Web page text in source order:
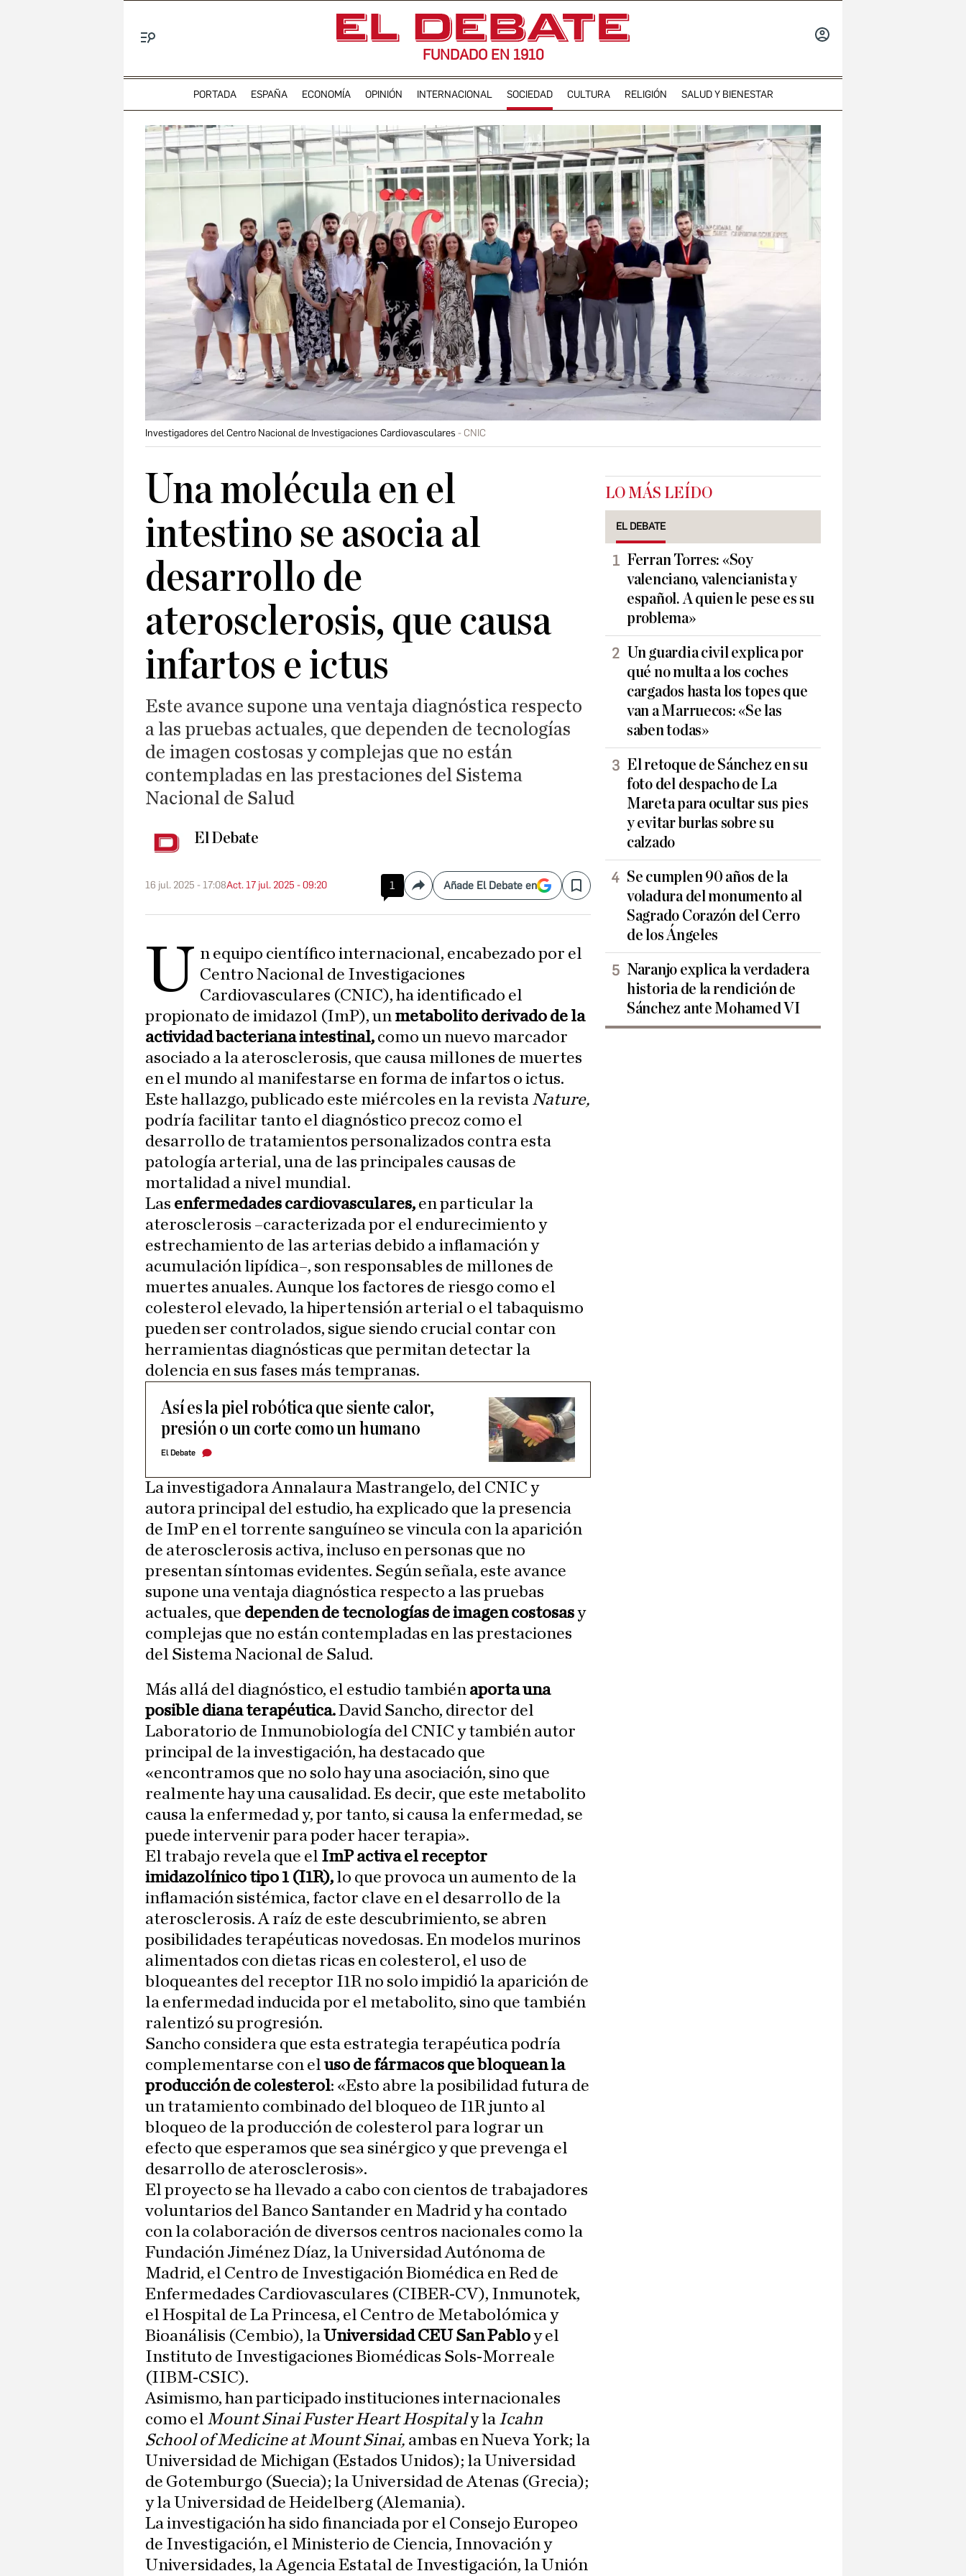
FUNDADO EN 1910
PORTADA ESPAÑA ECONOMÍA OPINIÓN INTERNACIONAL SOCIEDAD CULTURA RELIGIÓN SALUD Y BIENESTAR
Investigadores del Centro Nacional de Investigaciones Cardiovasculares CNIC
Una molécula en el
intestino se asocia al
desarrollo de
aterosclerosis, que causa
infartos e ictus
Este avance supone una ventaja diagnóstica respecto
a las pruebas actuales, que dependen de tecnologías
de imagen costosas y complejas que no están
contempladas en las prestaciones del Sistema
Nacional de Salud
El Debate
16 jul. 2025 - 17:08Act. 17 jul. 2025 - 09:20 1 CompartirAñade El Debate en Save
U n equipo científico internacional, encabezado por el
Centro Nacional de Investigaciones
Cardiovasculares (CNIC), ha identificado el
propionato de imidazol (ImP), un metabolito derivado de la
actividad bacteriana intestinal, como un nuevo marcador
asociado a la aterosclerosis, que causa millones de muertes
en el mundo al manifestarse en forma de infartos o ictus.
Este hallazgo, publicado este miércoles en la revista Nature,
podría facilitar tanto el diagnóstico precoz como el
desarrollo de tratamientos personalizados contra esta
patología arterial, una de las principales causas de
mortalidad a nivel mundial.
Las enfermedades cardiovasculares, en particular la
aterosclerosis –caracterizada por el endurecimiento y
estrechamiento de las arterias debido a inflamación y
acumulación lipídica–, son responsables de millones de
muertes anuales. Aunque los factores de riesgo como el
colesterol elevado, la hipertensión arterial o el tabaquismo
pueden ser controlados, sigue siendo crucial contar con
herramientas diagnósticas que permitan detectar la
dolencia en sus fases más tempranas.
Así es la piel robótica que siente calor,
presión o un corte como un humano
El Debate
La investigadora Annalaura Mastrangelo, del CNIC y
autora principal del estudio, ha explicado que la presencia
de ImP en el torrente sanguíneo se vincula con la aparición
de aterosclerosis activa, incluso en personas que no
presentan síntomas evidentes. Según señala, este avance
supone una ventaja diagnóstica respecto a las pruebas
actuales, que dependen de tecnologías de imagen costosasy
complejas que no están contempladas en las prestaciones
del Sistema Nacional de Salud.
Más allá del diagnóstico, el estudio también aporta una
posible diana terapéutica.David Sancho, director del
Laboratorio de Inmunobiología del CNIC y también autor
principal de la investigación, ha destacado que
«encontramos que no solo hay una asociación, sino que
realmente hay una causalidad. Es decir, que este metabolito
causa la enfermedad y, por tanto, si causa la enfermedad, se
puede intervenir para poder hacer terapia».
El trabajo revela que el ImP activa el receptor
imidazolínico tipo 1 (I1R), lo que provoca un aumento de la
inflamación sistémica, factor clave en el desarrollo de la
aterosclerosis. A raíz de este descubrimiento, se abren
posibilidades terapéuticas novedosas. En modelos murinos
alimentados con dietas ricas en colesterol, el uso de
bloqueantes del receptor I1R no solo impidió la aparición de
la enfermedad inducida por el metabolito, sino que también
ralentizó su progresión.
Sancho considera que esta estrategia terapéutica podría
complementarse con el uso de fármacos que bloquean la
producción de colesterol: «Esto abre la posibilidad futura de
un tratamiento combinado del bloqueo de I1R junto al
bloqueo de la producción de colesterol para lograr un
efecto que esperamos que sea sinérgico y que prevenga el
desarrollo de aterosclerosis».
El proyecto se ha llevado a cabo con cientos de trabajadores
voluntarios del Banco Santander en Madrid y ha contado
con la colaboración de diversos centros nacionales como la
Fundación Jiménez Díaz, la Universidad Autónoma de
Madrid, el Centro de Investigación Biomédica en Red de
Enfermedades Cardiovasculares (CIBER-CV), Inmunotek,
el Hospital de La Princesa, el Centro de Metabolómica y
Bioanálisis (Cembio), laUniversidad CEU San Pabloy el
Instituto de Investigaciones Biomédicas Sols-Morreale
(IIBM-CSIC).
Asimismo, han participado instituciones internacionales
como el Mount Sinai Fuster Heart Hospitaly la Icahn
School of Medicine at Mount Sinai, ambas en Nueva York; la
Universidad de Michigan (Estados Unidos); la Universidad
de Gotemburgo (Suecia); la Universidad de Atenas (Grecia);
y la Universidad de Heidelberg (Alemania).
La investigación ha sido financiada por el Consejo Europeo
de Investigación, el Ministerio de Ciencia, Innovación y
Universidades, la Agencia Estatal de Investigación, la Unión
LO MÁS LEÍDO
EL DEBATE
Ferran Torres: «Soy
valenciano, valencianista y
español. A quien le pese es su
problema»
Un guardia civil explica por
qué no multa a los coches
cargados hasta los topes que
van a Marruecos: «Se las
saben todas»
El retoque de Sánchez en su
foto del despacho de La
Mareta para ocultar sus pies
y evitar burlas sobre su
calzado
Se cumplen 90 años de la
voladura del monumento al
Sagrado Corazón del Cerro
de los Ángeles
Naranjo explica la verdadera
historia de la rendición de
Sánchez ante Mohamed VI